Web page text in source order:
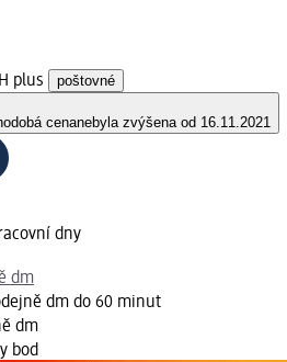
plus poštovné
cenanebyla zvýšena od 16.11.2021
dny
dm
dm do 60 minut
dm
bod